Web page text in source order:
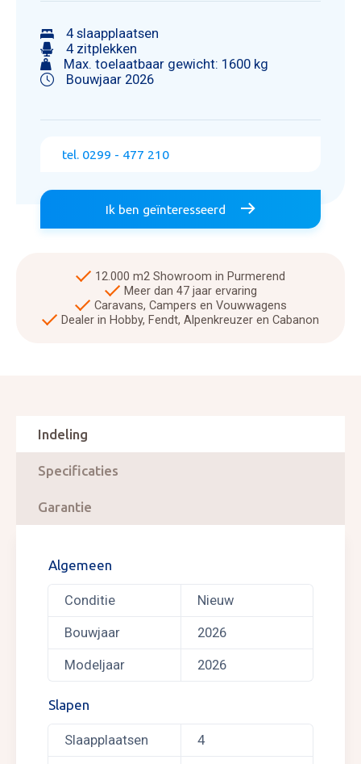
4 slaapplaatsen
4 zitplekken
Max. toelaatbaar gewicht: 1600 kg
Bouwjaar 2026
tel. 0299 - 477 210
Ik ben geïnteresseerd
12.000 m2 Showroom in Purmerend
Meer dan 47 jaar ervaring
Caravans, Campers en Vouwwagens
Dealer in Hobby, Fendt, Alpenkreuzer en Cabanon
Indeling
Specificaties
Garantie
Algemeen
Conditie Nieuw
Bouwjaar 2026
Modeljaar 2026
Slapen
Slaapplaatsen 4